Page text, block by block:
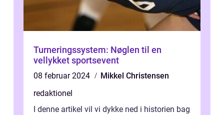
Turneringssystem: Nøglen til en
vellykket sportsevent
08 februar 2024
Mikkel Christensen
redaktionel
I denne artikel vil vi dykke ned i historien bag